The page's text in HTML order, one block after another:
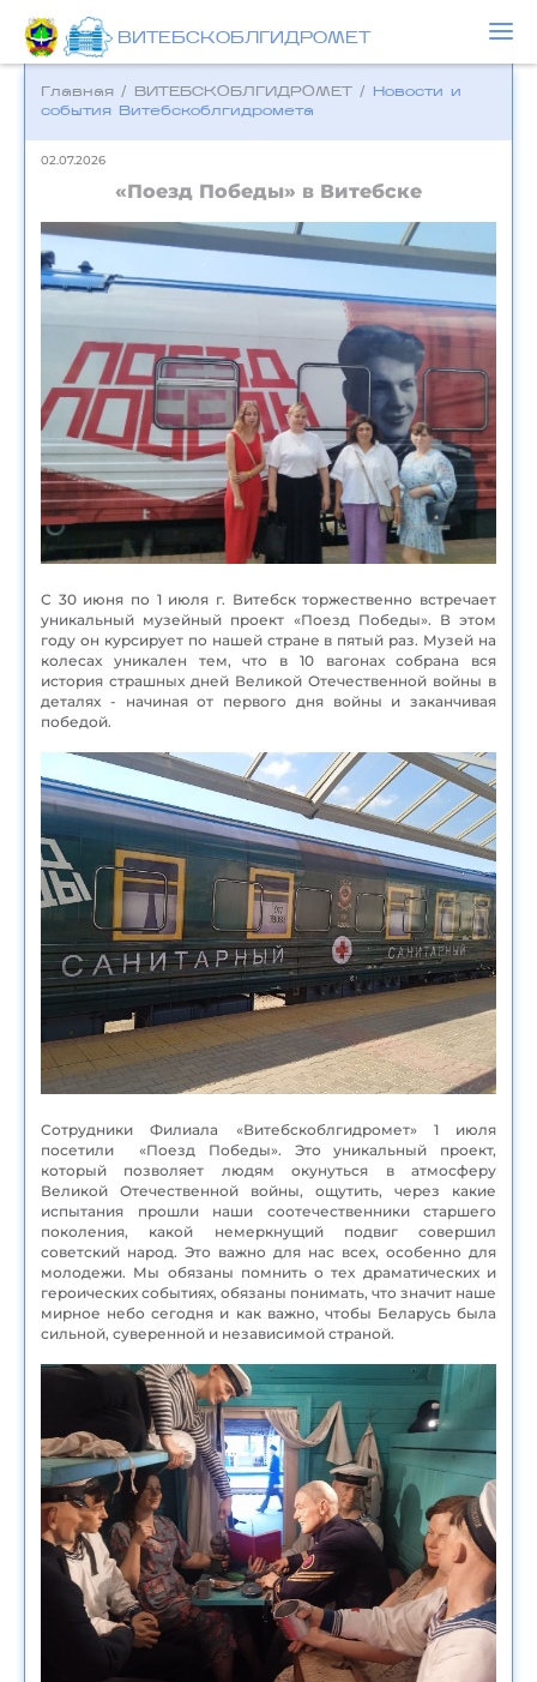
ВИТЕБСКОБЛГИДРОМЕТ
Главная / ВИТЕБСКОБЛГИДРОМЕТ /
Новости и
события Bитебскоблгидромета
02.07.2026
«Поезд Победы» в Витебске
С 30 июня по 1 июля г. Витебск торжественно встречает
уникальный музейный проект «Поезд Победы». В этом
году он курсирует по нашей стране в пятый раз. Музей на
колесах уникален тем, что в 10 вагонах собрана вся
история страшных дней Великой Отечественной войны в
деталях - начиная от первого дня войны и заканчивая
победой.
Сотрудники Филиала «Витебскоблгидромет» 1 июля
посетили «Поезд Победы». Это уникальный проект,
который позволяет людям окунуться в атмосферу
Великой Отечественной войны, ощутить, через какие
испытания прошли наши соотечественники старшего
поколения, какой немеркнущий подвиг совершил
советский народ. Это важно для нас всех, особенно для
молодежи. Мы обязаны помнить о тех драматических и
героических событиях, обязаны понимать, что значит наше
мирное небо сегодня и как важно, чтобы Беларусь была
сильной, суверенной и независимой страной.